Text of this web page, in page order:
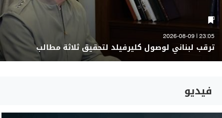
23:05 | 2026-08-09
ترقب لبناني لوصول كليرفيلد لتحقيق ثلاثة مطالب
فيديو